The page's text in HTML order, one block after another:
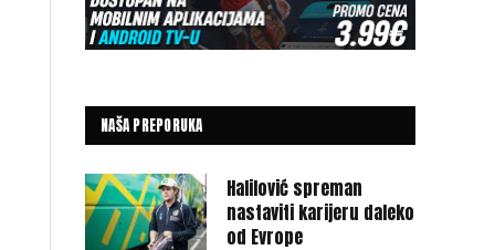
NAŠA PREPORUKA
Halilović spreman
nastaviti karijeru daleko
od Evrope